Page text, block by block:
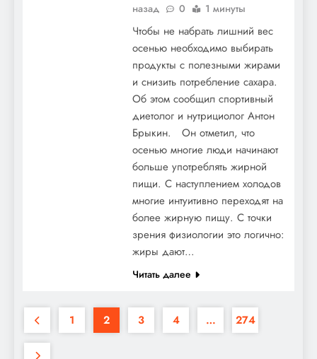
назад
0 1 минуты
Чтобы не набрать лишний вес
осенью необходимо выбирать
продукты с полезными жирами
и снизить потребление сахара.
Об этом сообщил спортивный
диетолог и нутрициолог Антон
Брыкин. Он отметил, что
осенью многие люди начинают
больше употреблять жирной
пищи. С наступлением холодов
многие интуитивно переходят на
более жирную пищу. С точки
зрения физиологии это логично:
жиры дают…
Читать далее
1 2 3 4 … 274